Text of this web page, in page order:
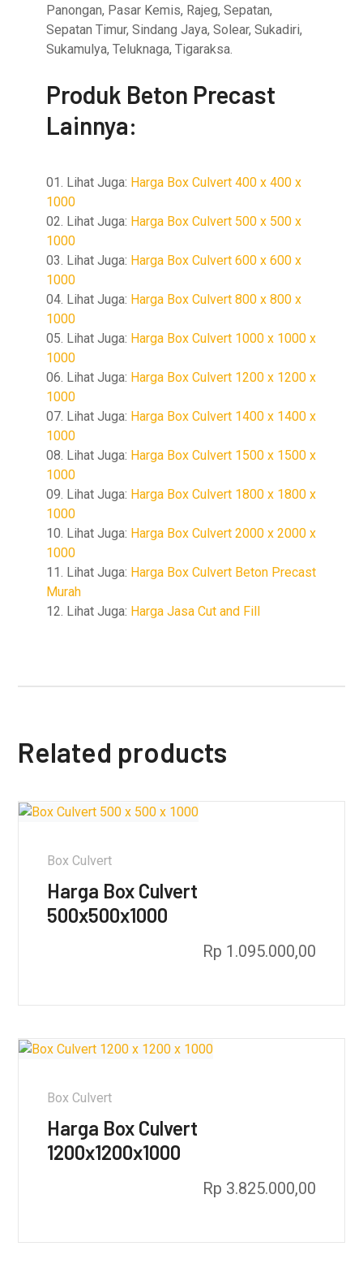
Panongan, Pasar Kemis, Rajeg, Sepatan,
Sepatan Timur, Sindang Jaya, Solear, Sukadiri,
Sukamulya, Teluknaga, Tigaraksa.
Produk Beton Precast
Lainnya:
01. Lihat Juga: Harga Box Culvert 400 x 400 x
1000
02. Lihat Juga: Harga Box Culvert 500 x 500 x
1000
03. Lihat Juga: Harga Box Culvert 600 x 600 x
1000
04. Lihat Juga: Harga Box Culvert 800 x 800 x
1000
05. Lihat Juga: Harga Box Culvert 1000 x 1000 x
1000
06. Lihat Juga: Harga Box Culvert 1200 x 1200 x
1000
07. Lihat Juga: Harga Box Culvert 1400 x 1400 x
1000
08. Lihat Juga: Harga Box Culvert 1500 x 1500 x
1000
09. Lihat Juga: Harga Box Culvert 1800 x 1800 x
1000
10. Lihat Juga: Harga Box Culvert 2000 x 2000 x
1000
11. Lihat Juga: Harga Box Culvert Beton Precast
Murah
12. Lihat Juga: Harga Jasa Cut and Fill
Related products
Box Culvert
Harga Box Culvert
500x500x1000
Rp 1.095.000,00
Box Culvert
Harga Box Culvert
1200x1200x1000
Rp 3.825.000,00